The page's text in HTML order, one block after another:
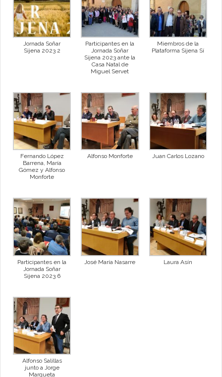
Jornada Soñar
Sijena 2023 2
Participantes en la
Jornada Soñar
Sijena 2023 ante la
Casa Natal de
Miguel Servet
Miembros de la
Plataforma Sijena Sí
Fernando López
Barrena, María
Gómez y Alfonso
Monforte
Alfonso Monforte Juan Carlos Lozano
Participantes en la
Jornada Soñar
Sijena 2023 6
José María Nasarre Laura Asín
Alfonso Salillas
junto a Jorge
Marqueta